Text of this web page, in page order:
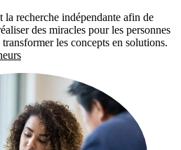
recherche indépendante afin de
des miracles pour les personnes
les concepts en solutions.